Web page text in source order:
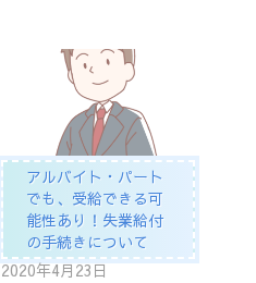
アルバイト・パート
でも、受給できる可
能性あり！失業給付
の手続きについて
2020年4月23日